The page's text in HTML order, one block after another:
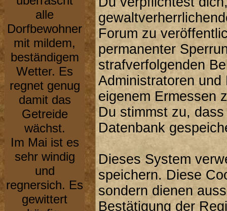
alle
Dorfbewohner
mit mildem,
beständigem
Wetter. Es
regnet genug
damit das
Getreide
wächst.
Im Mai ist es
sehr windig
und
regnersich. Es
gewittert
Forum zu
permanenter
strafverfolgenden
Administratoren
eigenem Ermessen
Du stimmst zu,
Datenbank
Dieses System
speichern. Diese
sondern dienen
Bestätigung der